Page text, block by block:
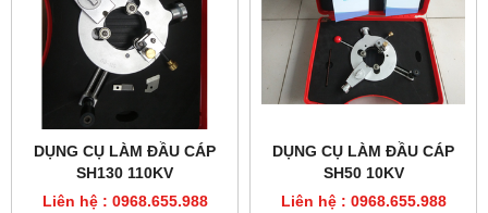
DỤNG CỤ LÀM ĐẦU CÁP
SH130 110KV
Liên hệ : 0968.655.988
DỤNG CỤ LÀM ĐẦU CÁP
SH50 10KV
Liên hệ : 0968.655.988